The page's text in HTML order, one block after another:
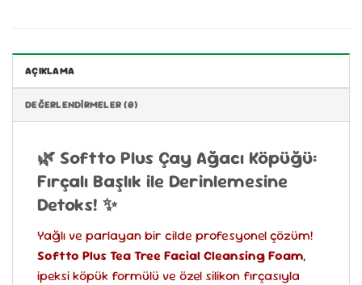
AÇIKLAMA
DEĞERLENDIRMELER (0)
🌿 Softto Plus Çay Ağacı Köpüğü:
Fırçalı Başlık ile Derinlemesine
Detoks! ✨
Yağlı ve parlayan bir cilde profesyonel çözüm!
Softto Plus Tea Tree Facial Cleansing Foam,
ipeksi köpük formülü ve özel silikon fırçasıyla